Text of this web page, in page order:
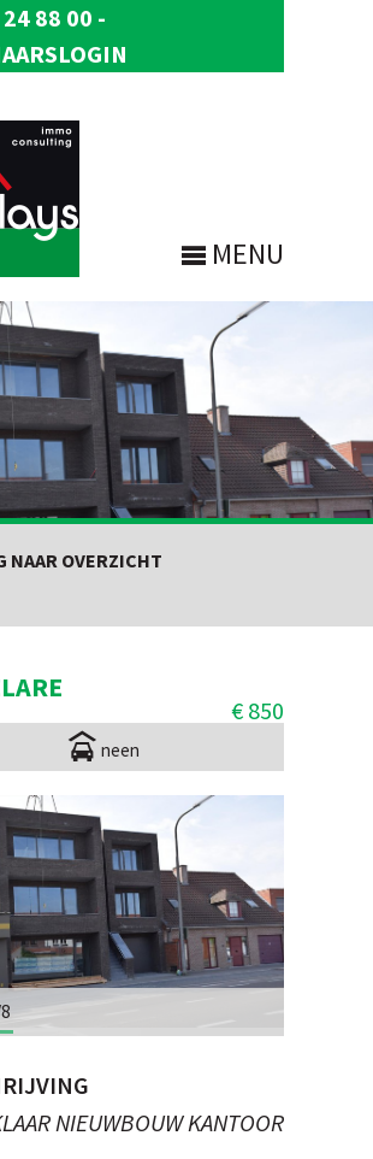
88 00 -
MENU
NAAR OVERZICHT
€ 850
neen
NIEUWBOUW KANTOOR